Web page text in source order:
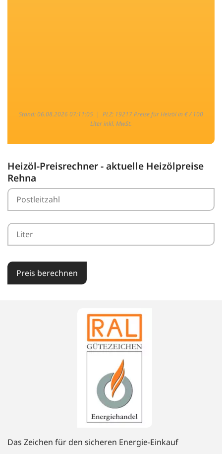
Stand: 06.08.2026 07:11:05 | PLZ: 19217 Preise für Heizöl in € / 100
Liter inkl. MwSt.
Heizöl-Preisrechner - aktuelle Heizölpreise
Rehna
Preis berechnen
Das Zeichen für den sicheren Energie-Einkauf